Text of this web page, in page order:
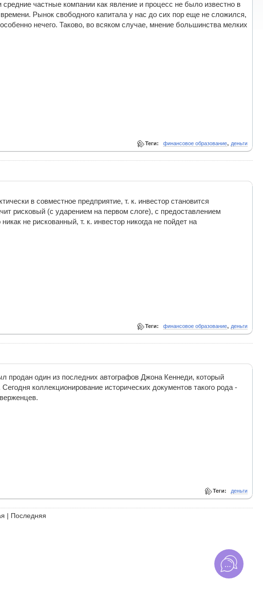
частные компании как явление и процесс не было известно в
Рынок свободного капитала у нас до сих пор еще не сложился,
нечего. Таково, во всяком случае, мнение большинства мелких
Теги: финансовое образование, деньги
в совместное предприятие, т. к. инвестор становится
рисковый (с ударением на первом слоге), с предоставлением
не рискованный, т. к. инвестор никогда не пойдет на
Теги: финансовое образование, деньги
продан один из последних автографов Джона Кеннеди, который
коллекционирование исторических документов такого рода -
Теги: деньги
| Последняя